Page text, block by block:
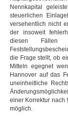
Nennkapital
steuerlichen
versehentlich nicht
der insoweit
diesen Fällen
die Frage stellt, ob
Mitteln egegnet
Hannover auf das
uneinheitliche
einer Korrektur nach
möglich.